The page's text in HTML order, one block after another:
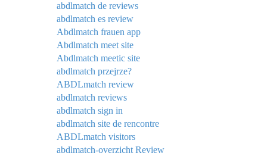
abdlmatch de reviews
abdlmatch es review
Abdlmatch frauen app
Abdlmatch meet site
Abdlmatch meetic site
abdlmatch przejrze?
ABDLmatch review
abdlmatch reviews
abdlmatch sign in
abdlmatch site de rencontre
ABDLmatch visitors
abdlmatch-overzicht Review